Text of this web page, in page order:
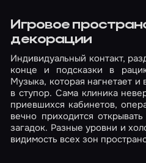
Игровое
декорации
Индивидуальный контакт,
конце и подсказки в
Музыка, которая нагнетает и
в ступор. Сама клиника
приевшихся кабинетов,
вечно приходится
загадок. Разные уровни и
видимость всех зон